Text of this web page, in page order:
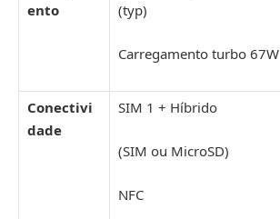
ento
(typ)
Carregamento turbo 67W
Conectivi
dade
SIM 1 + Híbrido
(SIM ou MicroSD)
NFC